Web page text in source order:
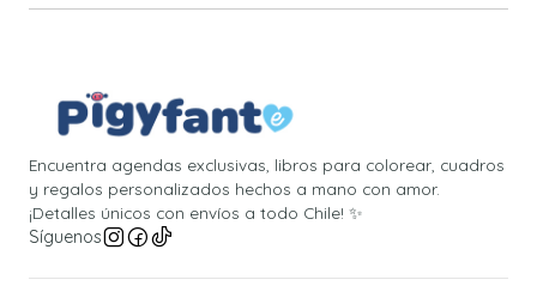
Encuentra agendas exclusivas, libros para colorear, cuadros
y regalos personalizados hechos a mano con amor.
¡Detalles únicos con envíos a todo Chile! ✨
Síguenos